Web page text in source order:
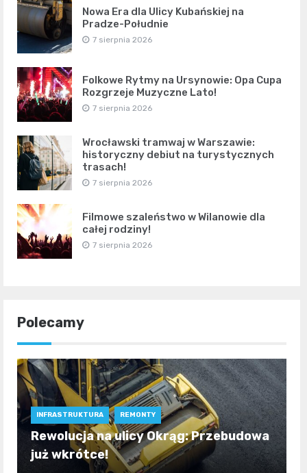
Nowa Era dla Ulicy Kubańskiej na
Pradze-Południe
7 sierpnia 2026
Folkowe Rytmy na Ursynowie: Opa Cupa
Rozgrzeje Muzyczne Lato!
7 sierpnia 2026
Wrocławski tramwaj w Warszawie:
historyczny debiut na turystycznych
trasach!
7 sierpnia 2026
Filmowe szaleństwo w Wilanowie dla
całej rodziny!
7 sierpnia 2026
Polecamy
INFRASTRUKTURA REMONTY
Rewolucja na ulicy Okrąg: Przebudowa
już wkrótce!